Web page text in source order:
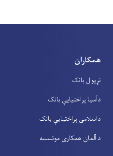
همکاران
نړیوال بانک
دآسیا پراختیايې بانک
داسلامی پراختیايې بانک
د آلمان همکاری موئسسه